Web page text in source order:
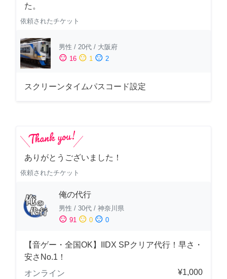
た。
依頼されたチケット
男性 / 20代 / 大阪府
sentiment_satisfied 16 sentiment_neutral 1 sentiment_dissatisfied 2
スクリーンタイムパスコード設定
ありがとうございました！
依頼されたチケット
俺の代行
男性 / 30代 / 神奈川県
sentiment_satisfied 91 sentiment_neutral 0 sentiment_dissatisfied 0
【音ゲー・全国OK】IIDX SPクリア代行！早さ・
安さNo.1！
オンライン
¥1,000